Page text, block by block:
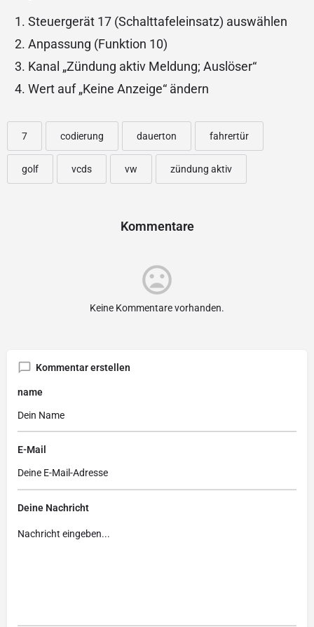
Steuergerät 17 (Schalttafeleinsatz) auswählen
Anpassung (Funktion 10)
Kanal „Zündung aktiv Meldung; Auslöser“
Wert auf „Keine Anzeige“ ändern
7 codierung dauerton fahrertür
golf vcds vw zündung aktiv
Kommentare
Keine Kommentare vorhanden.
Kommentar erstellen
name
E-Mail
Deine Nachricht